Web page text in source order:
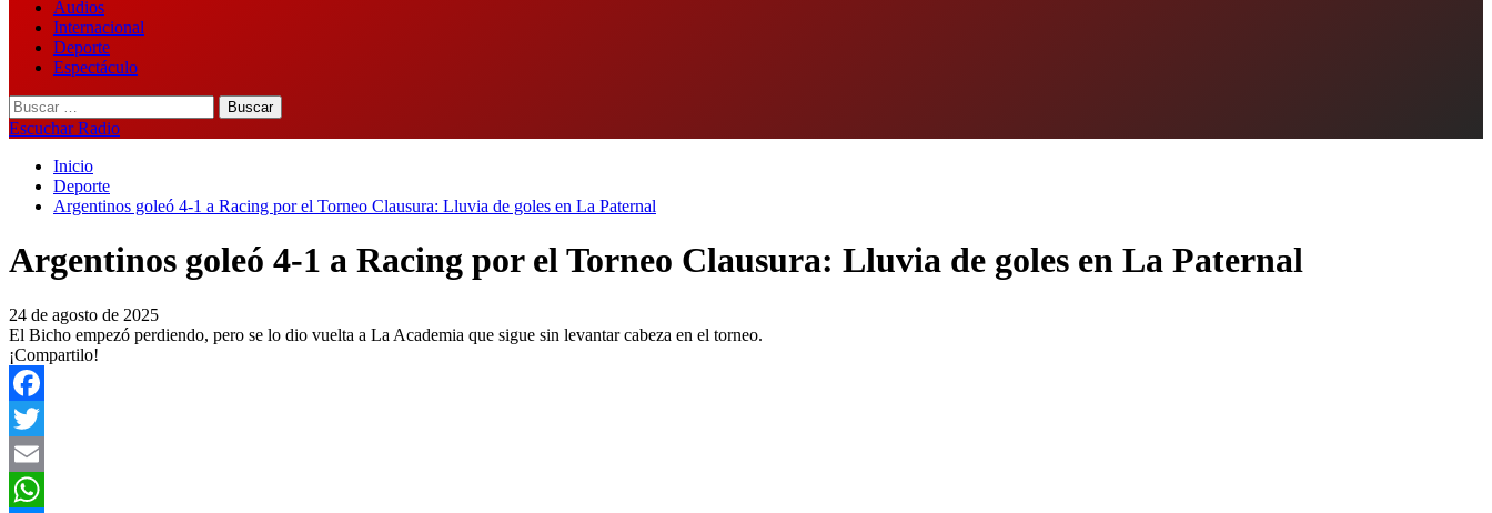
Audios
Internacional
Deporte
Espectáculo
Buscar:
Escuchar Radio
Inicio
Deporte
Argentinos goleó 4-1 a Racing por el Torneo Clausura: Lluvia de goles en La Paternal
Argentinos goleó 4-1 a Racing por el Torneo Clausura: Lluvia de goles en La Paternal
24 de agosto de 2025
El Bicho empezó perdiendo, pero se lo dio vuelta a La Academia que sigue sin levantar cabeza en el torneo.
¡Compartilo!
Facebook
Twitter
Email